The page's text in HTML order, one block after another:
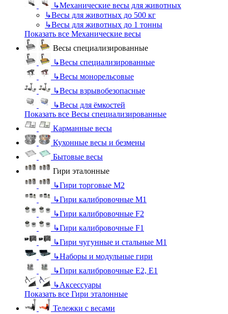
↳Механические весы для животных
↳Весы для животных до 500 кг
↳Весы для животных до 1 тонны
Показать все Механические весы
Весы специализированные
↳Весы специализированные
↳Весы монорельсовые
↳Весы взрывобезопасные
↳Весы для ёмкостей
Показать все Весы специализированные
Карманные весы
Кухонные весы и безмены
Бытовые весы
Гири эталонные
↳Гири торговые М2
↳Гири калибровочные М1
↳Гири калибровочные F2
↳Гири калибровочные F1
↳Гири чугунные и стальные М1
↳Наборы и модульные гири
↳Гири калибровочные E2, Е1
↳Аксессуары
Показать все Гири эталонные
Тележки с весами